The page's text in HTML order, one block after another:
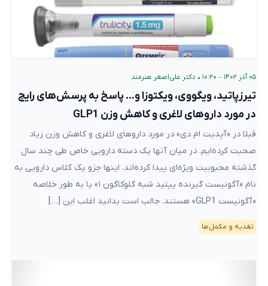
۰۵ آذر ۱۴۰۲ – ۱۰:۲۰ • دکتر علی‌اصغر هنرمند
تیرزپاتید، ویگووی، ویکتوزا و… پاسخ به پرسش‌های رایج
در مورد داروهای لاغری و کاهش وزن GLP1
قبلا در «آپدیت ام دی» در مورد داروهای لاغری و کاهش وزن زیاد
صحبت کرده‌ایم. در میان آنها یک دسته دارویی خاص طی چند سال
گذشته محبوبیت ویژه‌ای پیدا کرده‌اند. اینها جزو یک کلاس دارویی به
نام «آگونیست گیرنده پپتید شبه گلوکاگون ۱» یا به طور خلاصه
«آگونیست GLP1» هستند. جالب است بدانید اغلب این […]
تغذیه و مکمل‌ها